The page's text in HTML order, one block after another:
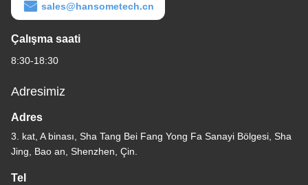
sales@hansometech.cn
Çalışma saati
8:30-18:30
Adresimiz
Adres
3. kat, A binası, Sha Tang Bei Fang Yong Fa Sanayi Bölgesi, Sha
Jing, Bao an, Shenzhen, Çin.
Tel